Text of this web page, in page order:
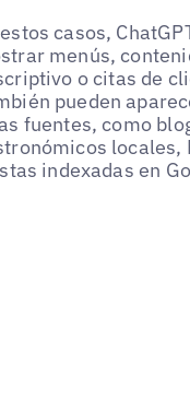
casos,
menús,
o citas de
pueden
fuentes, como
locales,
indexadas en